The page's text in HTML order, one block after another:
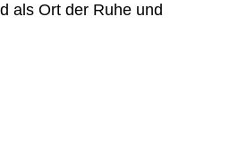
als Ort der Ruhe und